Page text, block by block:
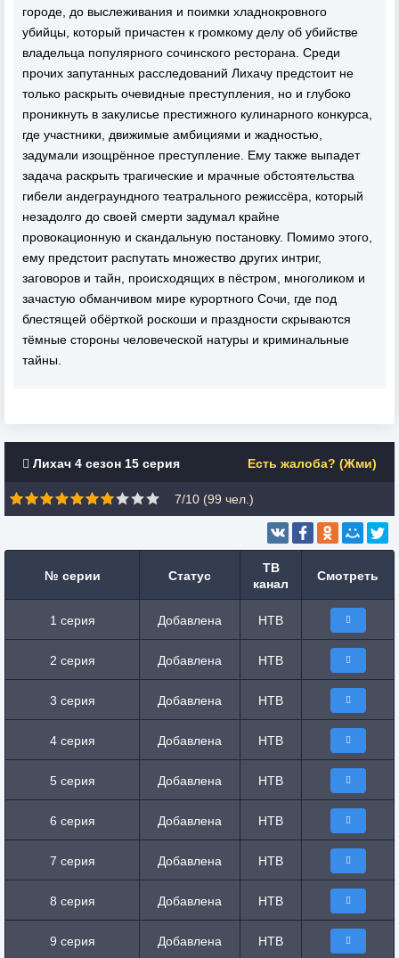
городе, до выслеживания и поимки хладнокровного
убийцы, который причастен к громкому делу об убийстве
владельца популярного сочинского ресторана. Среди
прочих запутанных расследований Лихачу предстоит не
только раскрыть очевидные преступления, но и глубоко
проникнуть в закулисье престижного кулинарного конкурса,
где участники, движимые амбициями и жадностью,
задумали изощрённое преступление. Ему также выпадет
задача раскрыть трагические и мрачные обстоятельства
гибели андеграундного театрального режиссёра, который
незадолго до своей смерти задумал крайне
провокационную и скандальную постановку. Помимо этого,
ему предстоит распутать множество других интриг,
заговоров и тайн, происходящих в пёстром, многоликом и
зачастую обманчивом мире курортного Сочи, где под
блестящей обёрткой роскоши и праздности скрываются
тёмные стороны человеческой натуры и криминальные
тайны.
Лихач 4 сезон 15 серия Есть жалоба? (Жми)
7/10 (99 чел.)
№ серии Статус
ТВ
канал
Смотреть
1 серия Добавлена НТВ
2 серия Добавлена НТВ
3 серия Добавлена НТВ
4 серия Добавлена НТВ
5 серия Добавлена НТВ
6 серия Добавлена НТВ
7 серия Добавлена НТВ
8 серия Добавлена НТВ
9 серия Добавлена НТВ